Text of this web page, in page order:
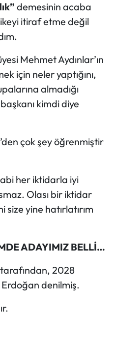
demesinin acaba
itiraf etme değil
Mehmet Aydınlar’ın
için neler yaptığını,
almadığı
kimdi diye
çok şey öğrenmiştir
her iktidarla iyi
Olası bir iktidar
yine hatırlatırım
ADAYIMIZ BELLİ…
tarafından, 2028
Erdoğan denilmiş.